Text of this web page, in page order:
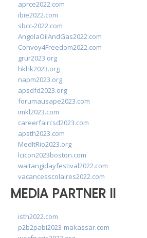
aprce2022.com
ibie2022.com
sbcc-2022.com
AngolaOilAndGas2022.com
Convoy4Freedom2022.com
grur2023.org
hkhk2023.org
napm2023.org
apsdfd2023.org
forumausape2023.com
imkl2023.com
careerfaircsd2023.com
apsth2023.com
MedItRio2023.org
lcicon2023boston.com
waitangidayfestival2022.com
vacancesscolaires2022.com
MEDIA PARTNER II
isth2022.com
p2b2pabi2023-makassar.com